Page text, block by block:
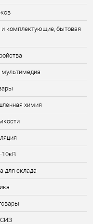
и комплектующие, бытовая
химия
10кВ
для склада